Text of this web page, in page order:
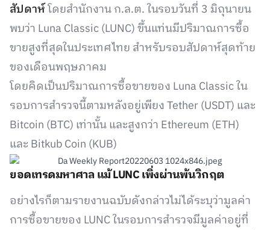
สัปดาห์โดยสำนักงาน ก.ล.ต. ในรอบวันที่ 3 มิถุนายน
พบว่า Luna Classic (LUNC) ขึ้นแท่นมีปริมาณการซื้อ
ขายสูงที่สุดในประเทศไทย สำหรับรอบสัปดาห์สุดท้าย
ของเดือนพฤษภาคม
โดยคิดเป็นปริมาณการซื้อขายของ Luna Classic ใน
รอบการสำรวจนี้ตามหลังอยู่เพียง Tether (USDT) และ
Bitcoin (BTC) เท่านั้น และสูงกว่า Ethereum (ETH)
และ Bitkub Coin (KUB)
ยอดเทรดมหาศาล แม้ LUNC เพิ่งผ่านพ้นวิกฤต
อย่างไรก็ตามรายงานฉบับดังกล่าวไม่ได้ระบุว่ามูลค่า
การซื้อขายของ LUNC ในรอบการสำรวจมีมูลค่าอยู่ที่